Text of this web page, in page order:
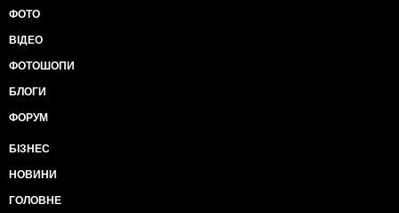
ФОТО
ВІДЕО
ФОТОШОПИ
БЛОГИ
ФОРУМ
БІЗНЕС
НОВИНИ
ГОЛОВНЕ